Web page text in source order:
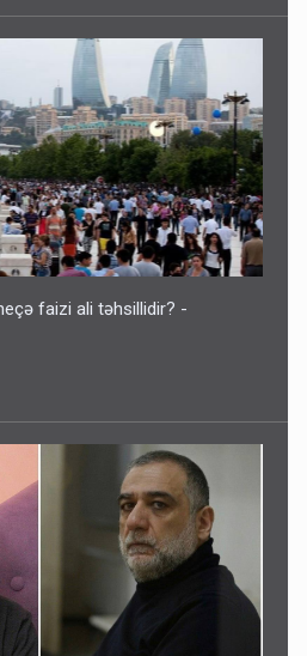
faizi ali təhsillidir? -